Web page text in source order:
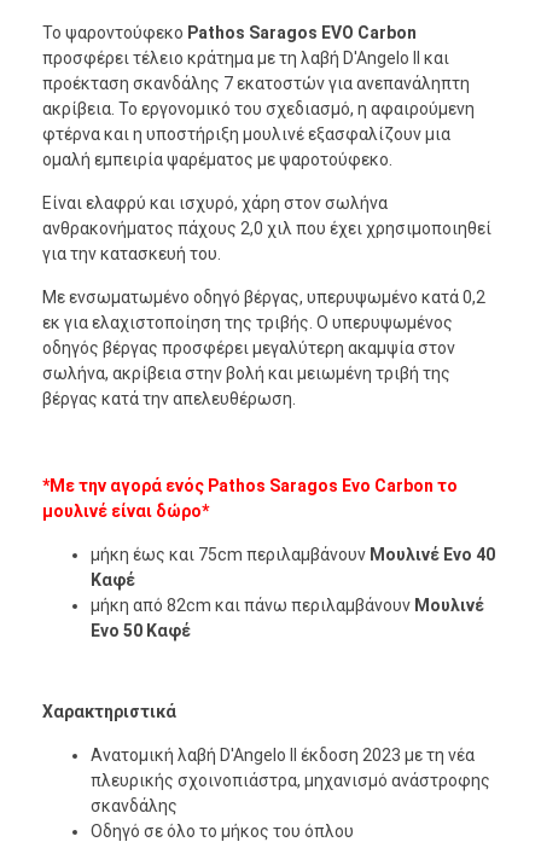
Το ψαροντούφεκο Pathos Saragos EVO Carbon
προσφέρει τέλειο κράτημα με τη λαβή D'Angelo II και
προέκταση σκανδάλης 7 εκατοστών για ανεπανάληπτη
ακρίβεια. Το εργονομικό του σχεδιασμό, η αφαιρούμενη
φτέρνα και η υποστήριξη μουλινέ εξασφαλίζουν μια
ομαλή εμπειρία ψαρέματος με ψαροτούφεκο.
Είναι ελαφρύ και ισχυρό, χάρη στον σωλήνα
ανθρακονήματος πάχους 2,0 χιλ που έχει χρησιμοποιηθεί
για την κατασκευή του.
Με ενσωματωμένο οδηγό βέργας, υπερυψωμένο κατά 0,2
εκ για ελαχιστοποίηση της τριβής. Ο υπερυψωμένος
οδηγός βέργας προσφέρει μεγαλύτερη ακαμψία στον
σωλήνα, ακρίβεια στην βολή και μειωμένη τριβή της
βέργας κατά την απελευθέρωση.
*Με την αγορά ενός Pathos Saragos Evo Carbon το
μουλινέ είναι δώρο*
μήκη έως και 75cm περιλαμβάνουν Μουλινέ Evo 40
Καφέ
μήκη από 82cm και πάνω περιλαμβάνουν Μουλινέ
Evo 50 Καφέ
Χαρακτηριστικά
Ανατομική λαβή D'Angelo II έκδοση 2023 με τη νέα
πλευρικής σχοινοπιάστρα, μηχανισμό ανάστροφης
σκανδάλης
Οδηγό σε όλο το μήκος του όπλου